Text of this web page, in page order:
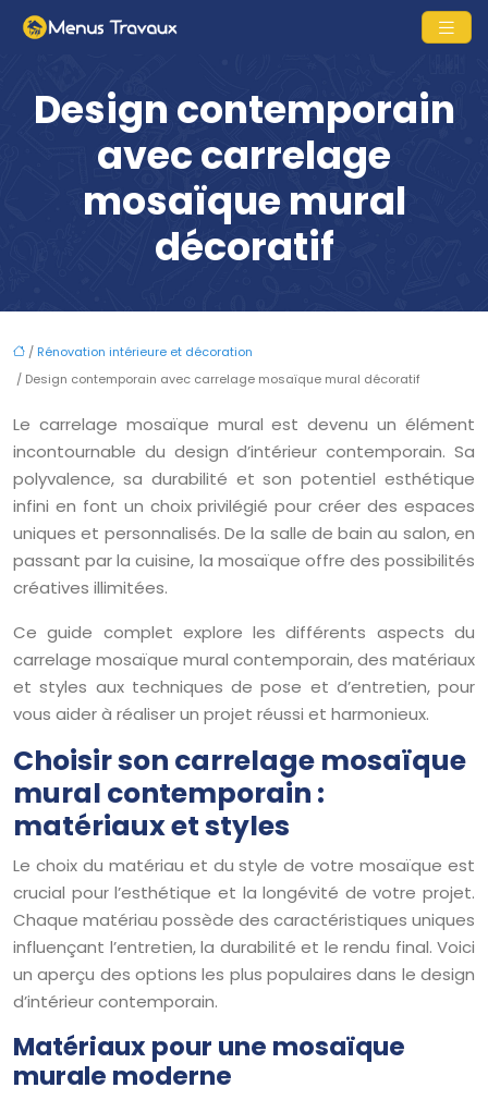
Design contemporain
avec carrelage
mosaïque mural
décoratif
/ Rénovation intérieure et décoration
/ Design contemporain avec carrelage mosaïque mural décoratif
Le carrelage mosaïque mural est devenu un élément
incontournable du design d’intérieur contemporain. Sa
polyvalence, sa durabilité et son potentiel esthétique
infini en font un choix privilégié pour créer des espaces
uniques et personnalisés. De la salle de bain au salon, en
passant par la cuisine, la mosaïque offre des possibilités
créatives illimitées.
Ce guide complet explore les différents aspects du
carrelage mosaïque mural contemporain, des matériaux
et styles aux techniques de pose et d’entretien, pour
vous aider à réaliser un projet réussi et harmonieux.
Choisir son carrelage mosaïque
mural contemporain :
matériaux et styles
Le choix du matériau et du style de votre mosaïque est
crucial pour l’esthétique et la longévité de votre projet.
Chaque matériau possède des caractéristiques uniques
influençant l’entretien, la durabilité et le rendu final. Voici
un aperçu des options les plus populaires dans le design
d’intérieur contemporain.
Matériaux pour une mosaïque
murale moderne